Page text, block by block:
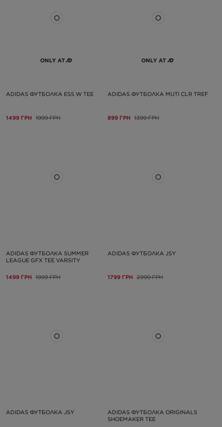
ONLY AT
ADIDAS ФУТБОЛКА ESS W TEE
1499 ГРН 1999 ГРН
ONLY AT
ADIDAS ФУТБОЛКА MUTI CLR TREF
899 ГРН 1399 ГРН
ADIDAS ФУТБОЛКА SUMMER
LEAGUE GFX TEE VARSITY
1499 ГРН 1999 ГРН
ADIDAS ФУТБОЛКА JSY
1799 ГРН 2999 ГРН
ADIDAS ФУТБОЛКА JSY
ADIDAS ФУТБОЛКА ORIGINALS
SHOEMAKER TEE